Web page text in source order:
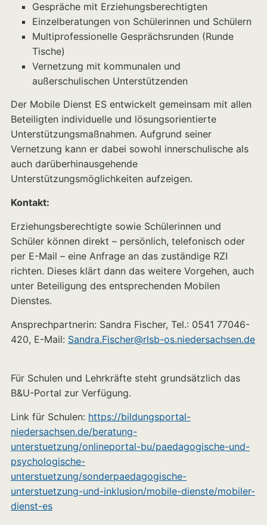
Gespräche mit Erziehungsberechtigten
Einzelberatungen von Schülerinnen und Schülern
Multiprofessionelle Gesprächsrunden (Runde
Tische)
Vernetzung mit kommunalen und
außerschulischen Unterstützenden
Der Mobile Dienst ES entwickelt gemeinsam mit allen
Beteiligten individuelle und lösungsorientierte
Unterstützungsmaßnahmen. Aufgrund seiner
Vernetzung kann er dabei sowohl innerschulische als
auch darüberhinausgehende
Unterstützungsmöglichkeiten aufzeigen.
Kontakt:
Erziehungsberechtigte sowie Schülerinnen und
Schüler können direkt – persönlich, telefonisch oder
per E-Mail – eine Anfrage an das zuständige RZI
richten. Dieses klärt dann das weitere Vorgehen, auch
unter Beteiligung des entsprechenden Mobilen
Dienstes.
Ansprechpartnerin: Sandra Fischer, Tel.: 0541 77046-
420, E-Mail: Sandra.Fischer@rlsb-os.niedersachsen.de
Für Schulen und Lehrkräfte steht grundsätzlich das
B&U-Portal zur Verfügung.
Link für Schulen: https://bildungsportal-
niedersachsen.de/beratung-
unterstuetzung/onlineportal-bu/paedagogische-und-
psychologische-
unterstuetzung/sonderpaedagogische-
unterstuetzung-und-inklusion/mobile-dienste/mobiler-
dienst-es